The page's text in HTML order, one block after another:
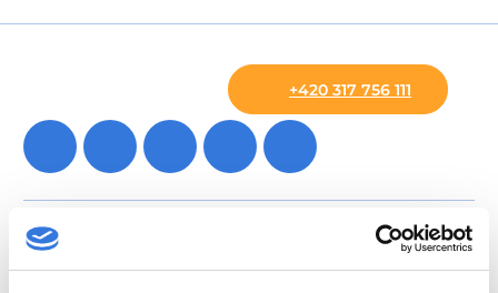
+420 317 756 111
Oddělení
Ambulance